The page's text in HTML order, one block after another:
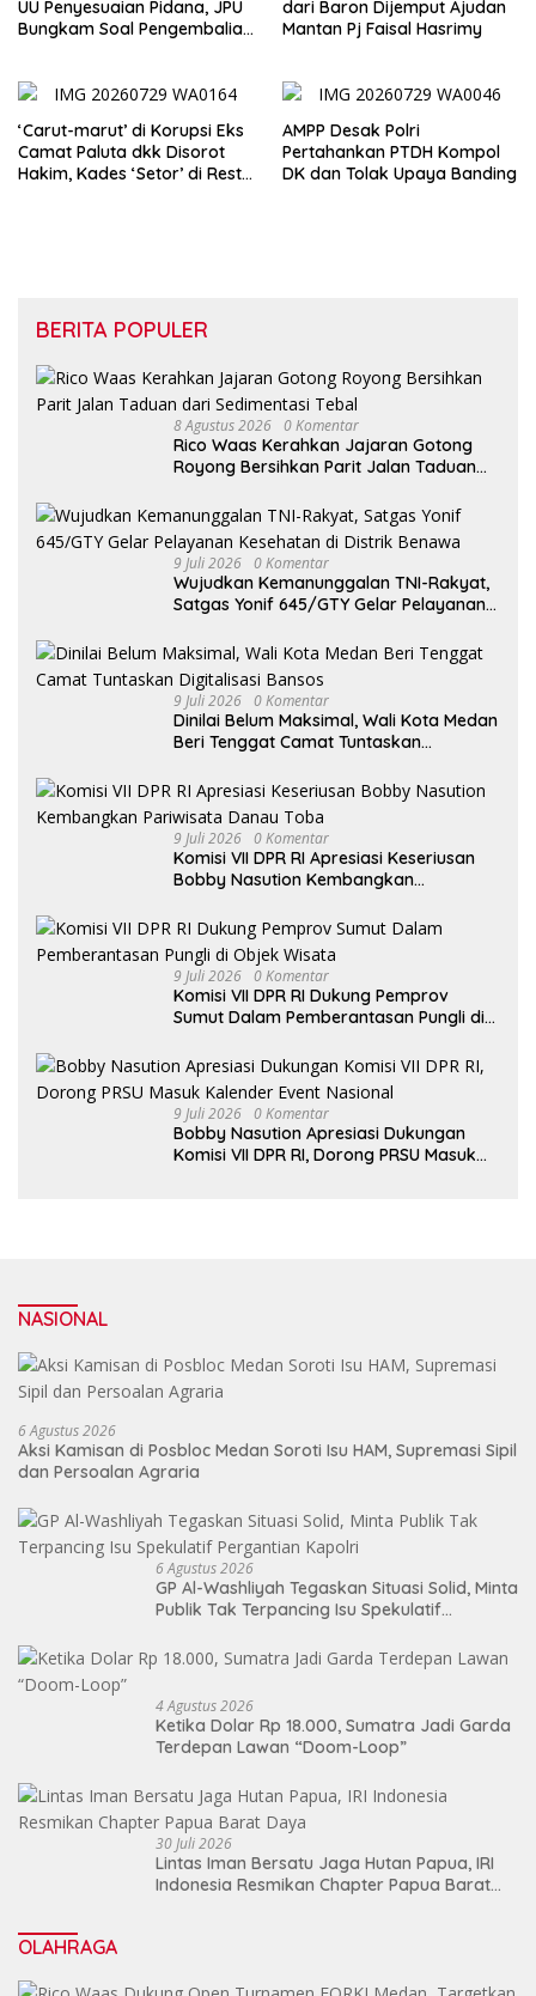
UU Penyesuaian Pidana, JPU
Bungkam Soal Pengembalian
dari Baron Dijemput Ajudan
Mantan Pj Faisal Hasrimy
‘Carut-marut’ di Korupsi Eks
Camat Paluta dkk Disorot
Hakim, Kades ‘Setor’ di Resto
AMPP Desak Polri
Pertahankan PTDH Kompol
DK dan Tolak Upaya Banding
BERITA POPULER
8 Agustus 2026 0 Komentar
Rico Waas Kerahkan Jajaran Gotong
Royong Bersihkan Parit Jalan Taduan
9 Juli 2026 0 Komentar
Wujudkan Kemanunggalan TNI-Rakyat,
Satgas Yonif 645/GTY Gelar Pelayanan
9 Juli 2026 0 Komentar
Dinilai Belum Maksimal, Wali Kota Medan
Beri Tenggat Camat Tuntaskan
9 Juli 2026 0 Komentar
Komisi VII DPR RI Apresiasi Keseriusan
Bobby Nasution Kembangkan
9 Juli 2026 0 Komentar
Komisi VII DPR RI Dukung Pemprov
Sumut Dalam Pemberantasan Pungli di
9 Juli 2026 0 Komentar
Bobby Nasution Apresiasi Dukungan
Komisi VII DPR RI, Dorong PRSU Masuk
NASIONAL
6 Agustus 2026
Aksi Kamisan di Posbloc Medan Soroti Isu HAM, Supremasi Sipil
dan Persoalan Agraria
6 Agustus 2026
GP Al-Washliyah Tegaskan Situasi Solid, Minta
Publik Tak Terpancing Isu Spekulatif
4 Agustus 2026
Ketika Dolar Rp 18.000, Sumatra Jadi Garda
Terdepan Lawan “Doom-Loop”
30 Juli 2026
Lintas Iman Bersatu Jaga Hutan Papua, IRI
Indonesia Resmikan Chapter Papua Barat
OLAHRAGA